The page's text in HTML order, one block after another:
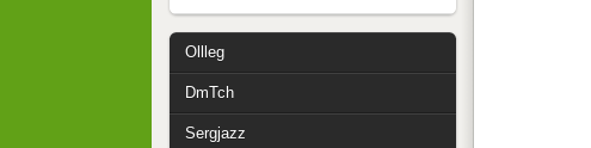
Ollleg
DmTch
Sergjazz